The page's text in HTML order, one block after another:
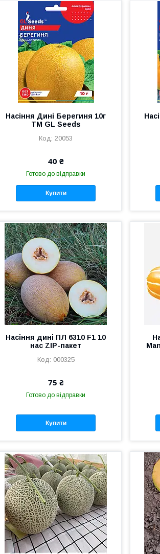
Насіння Дині Берегиня 10г
TM GL Seeds
20053
40 ₴
Готово до відправки
Купити
Насіння дині ПЛ 6310 F1 10
нас ZIP-пакет
000325
75 ₴
Готово до відправки
Купити